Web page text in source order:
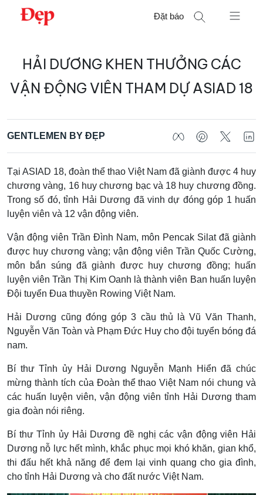
Chuyển
Đặt báo
kiếm
HẢI DƯƠNG KHEN THƯỞNG CÁC
VẬN ĐỘNG VIÊN THAM DỰ ASIAD 18
GENTLEMEN BY ĐẸP
Tại ASIAD 18, đoàn thể thao Việt Nam đã giành được 4 huy
chương vàng, 16 huy chương bạc và 18 huy chương đồng.
Trong số đó, tỉnh Hải Dương đã vinh dự đóng góp 1 huấn
luyện viên và 12 vận động viên.
Vận động viên Trần Đình Nam, môn Pencak Silat đã giành
được huy chương vàng; vận động viên Trần Quốc Cường,
môn bắn súng đã giành được huy chương đồng; huấn
luyện viên Trần Thị Kim Oanh là thành viên Ban huấn luyện
Đội tuyển Đua thuyền Rowing Việt Nam.
Hải Dương cũng đóng góp 3 cầu thủ là Vũ Văn Thanh,
Nguyễn Văn Toàn và Phạm Đức Huy cho đội tuyển bóng đá
nam.
Bí thư Tỉnh ủy Hải Dương Nguyễn Mạnh Hiển đã chúc
mừng thành tích của Đoàn thể thao Việt Nam nói chung và
các huấn luyện viên, vận động viên tỉnh Hải Dương tham
gia đoàn nói riêng.
Bí thư Tỉnh ủy Hải Dương đề nghị các vận động viên Hải
Dương nỗ lực hết mình, khắc phục mọi khó khăn, gian khổ,
thi đấu hết khả năng để đem lại vinh quang cho gia đình,
cho tỉnh Hải Dương và cho đất nước Việt Nam.